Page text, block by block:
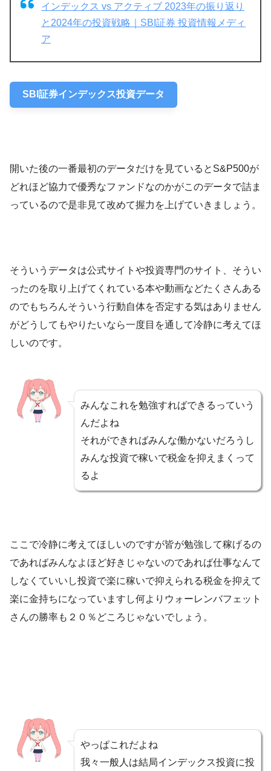
インデックス vs アクティブ 2023年の振り返り
と2024年の投資戦略｜SBI証券 投資情報メディ
ア
SBI証券インデックス投資データ
開いた後の一番最初のデータだけを見ているとS&P500が
どれほど協力で優秀なファンドなのかがこのデータで詰ま
っているので是非見て改めて握力を上げていきましょう。
そういうデータは公式サイトや投資専門のサイト、そうい
ったのを取り上げてくれている本や動画などたくさんある
のでもちろんそういう行動自体を否定する気はありません
がどうしてもやりたいなら一度目を通して冷静に考えてほ
しいのです。
みんなこれを勉強すればできるっていう
んだよね
それができればみんな働かないだろうし
みんな投資で稼いで税金を抑えまくって
るよ
ここで冷静に考えてほしいのですが皆が勉強して稼げるの
であればみんなよほど好きじゃないのであれば仕事なんて
しなくていいし投資で楽に稼いで抑えられる税金を抑えて
楽に金持ちになっていますし何よりウォーレンバフェット
さんの勝率も２０％どころじゃないでしょう。
やっぱこれだよね
我々一般人は結局インデックス投資に投